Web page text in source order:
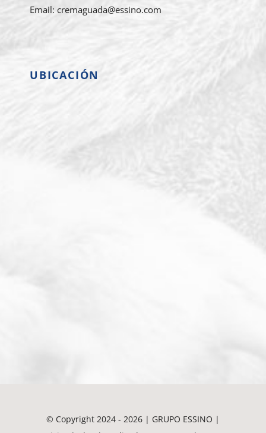
Email: cremaguada@essino.com
UBICACIÓN
© Copyright 2024 - 2026 | GRUPO ESSINO |